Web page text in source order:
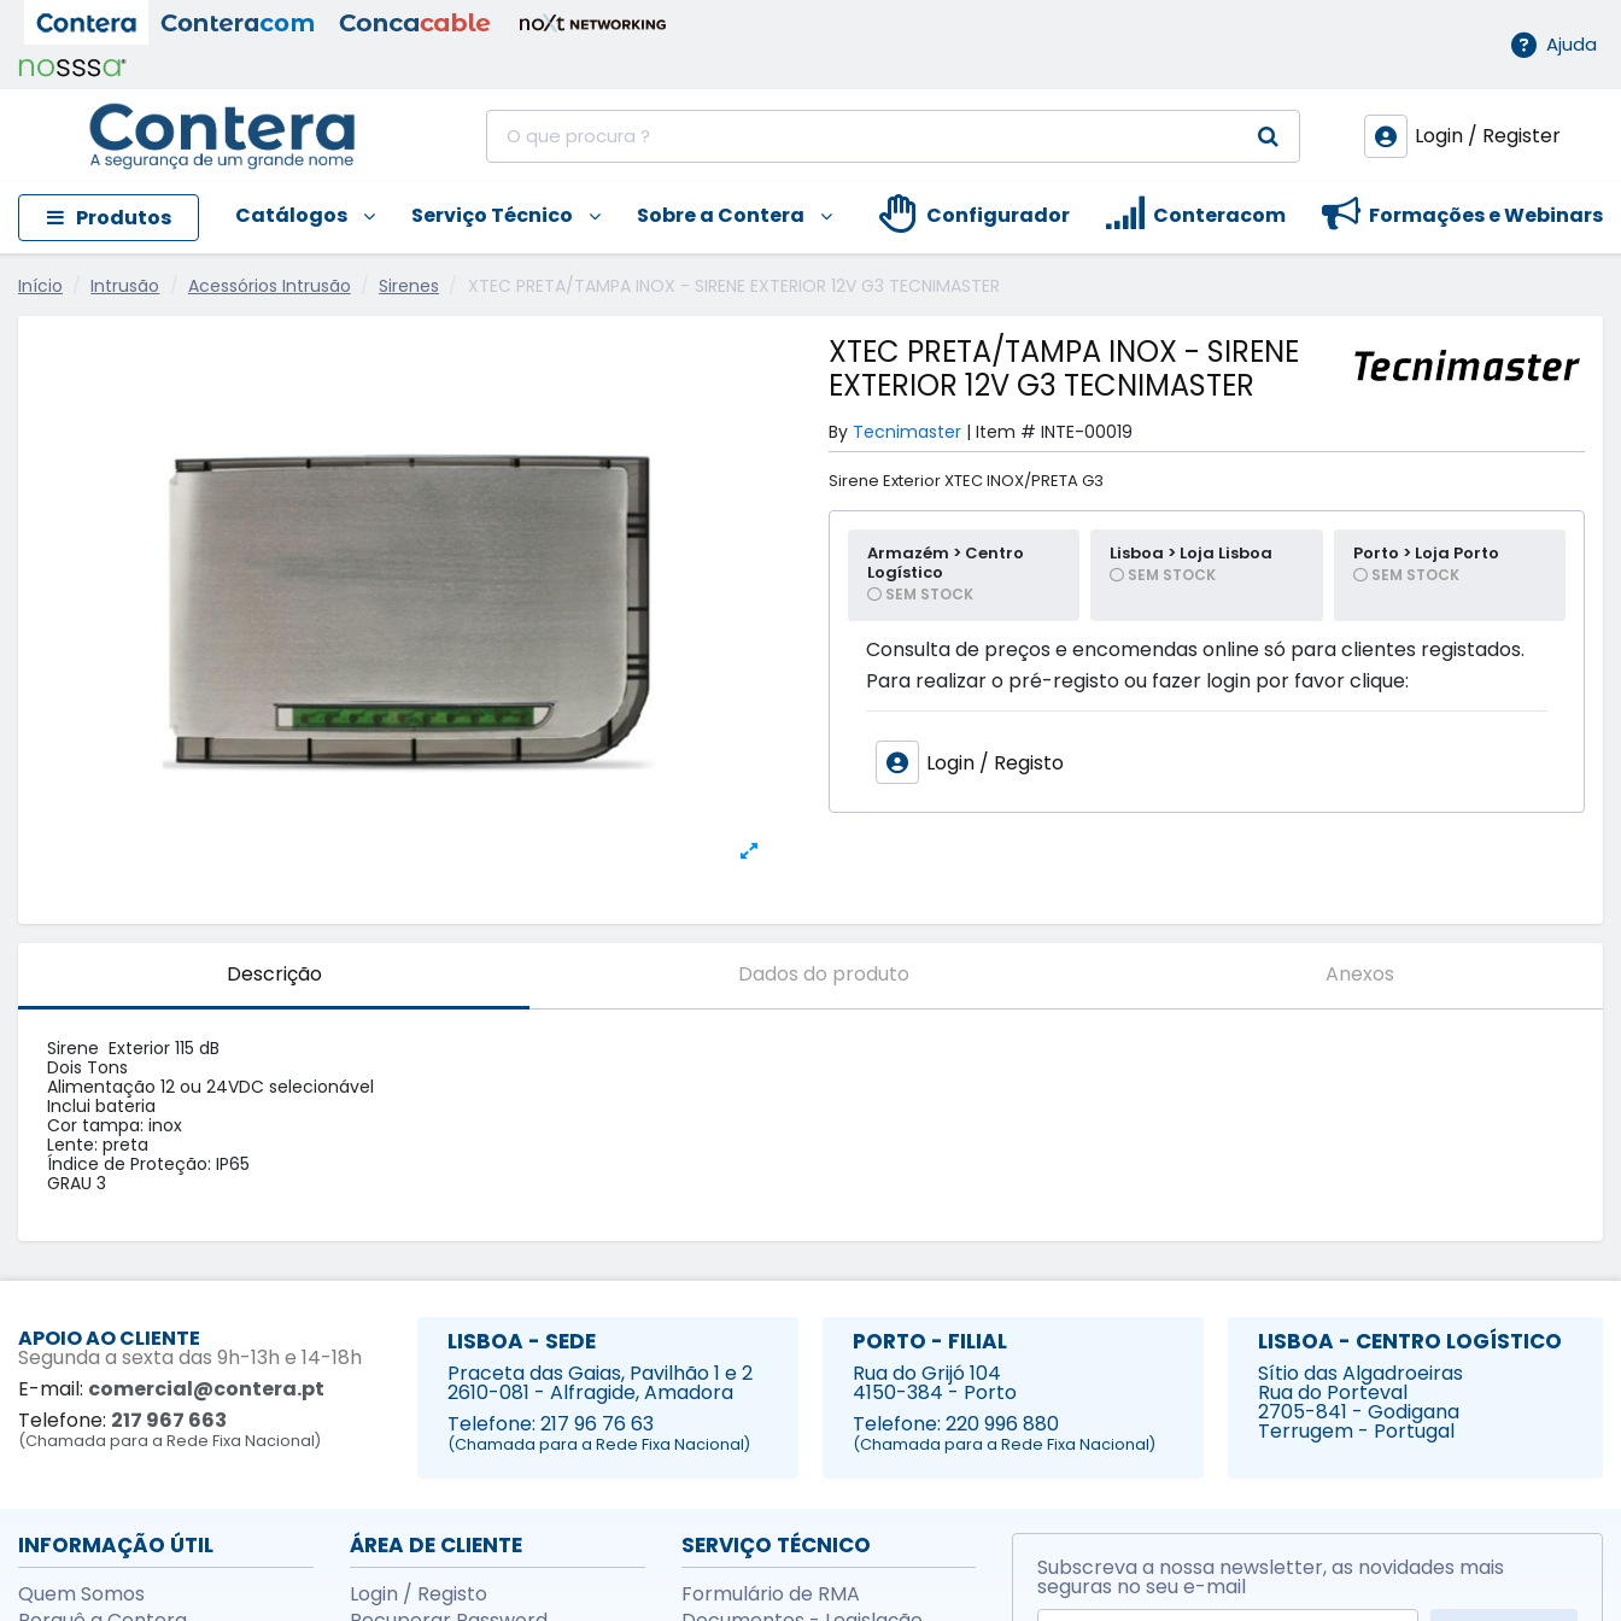
Ajuda
Login / Register
Produtos Catálogos Serviço Técnico Sobre a Contera Formações e Webinars
Conteracom
Configurador
Início Intrusão Acessórios Intrusão Sirenes XTEC PRETA/TAMPA INOX - SIRENE EXTERIOR 12V G3 TECNIMASTER
XTEC PRETA/TAMPA INOX - SIRENE
EXTERIOR 12V G3 TECNIMASTER
By Tecnimaster | Item # INTE-00019
Sirene Exterior XTEC INOX/PRETA G3
Armazém > Centro
Logístico
SEM STOCK
Lisboa > Loja Lisboa
SEM STOCK
Porto > Loja Porto
SEM STOCK
Consulta de preços e encomendas online só para clientes registados.
Para realizar o pré-registo ou fazer login por favor clique:
Login / Registo
Descrição Dados do produto Anexos
Sirene  Exterior 115 dB
Dois Tons
Alimentação 12 ou 24VDC selecionável
Inclui bateria
Cor tampa: inox
Lente: preta
Índice de Proteção: IP65
GRAU 3
APOIO AO CLIENTE
Segunda a sexta das 9h-13h e 14-18h
E-mail: comercial@contera.pt
Telefone: 217 967 663
(Chamada para a Rede Fixa Nacional)
LISBOA - SEDE
Praceta das Gaias, Pavilhão 1 e 2
2610-081 - Alfragide, Amadora
Telefone: 217 96 76 63
(Chamada para a Rede Fixa Nacional)
PORTO - FILIAL
Rua do Grijó 104
4150-384 - Porto
Telefone: 220 996 880
(Chamada para a Rede Fixa Nacional)
LISBOA - CENTRO LOGÍSTICO
Sítio das Algadroeiras
Rua do Porteval
2705-841 - Godigana
Terrugem - Portugal
INFORMAÇÃO ÚTIL
Quem Somos
ÁREA DE CLIENTE
Login / Registo
SERVIÇO TÉCNICO
Formulário de RMA
Subscreva a nossa newsletter, as novidades mais
seguras no seu e-mail